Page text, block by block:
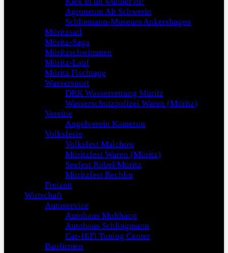
Agroneum Alt Schwerin
Schliemann-Museum Ankershagen
Müritzsail
Müritz-Saga
Müritzschwimmen
Müritz-Lauf
Müritz Fischtage
Wassersport
DRK Wasserrettung Müritz
Wasserschutzpolizei Waren (Müritz)
Vereine
Angelverein Kamerun
Volksfeste
Volksfest Malchow
Müritzfest Waren (Müritz)
Seefest Röbel/Müritz
Müritzfest Rechlin
Freizeit
Wirtschaft
Autoservice
Autohaus Multhaup
Autohaus Schlingmann
Car-HiFi Tuning Center
Baufirmen